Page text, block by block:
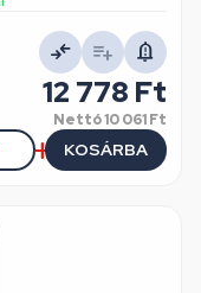
12 778 Ft
Nettó10 061 Ft
KOSÁRBA